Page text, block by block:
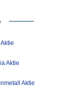
Aktie
Aktie